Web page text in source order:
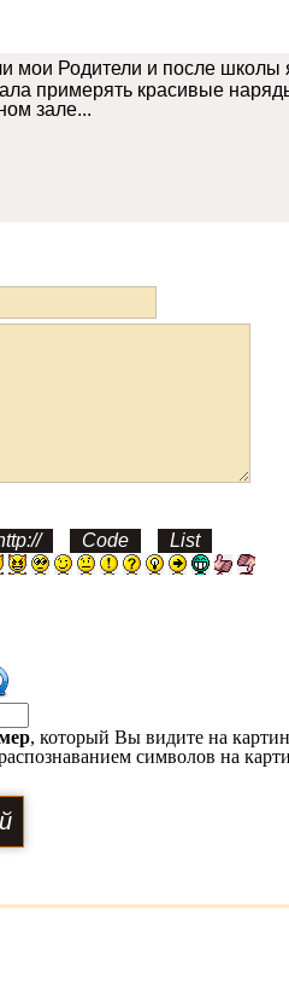
мои Родители и после
примерять красивые
зале...
, который Вы видите на
символов на